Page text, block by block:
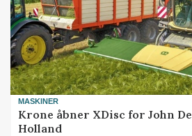
MASKINER
Krone åbner XDisc for John
Holland